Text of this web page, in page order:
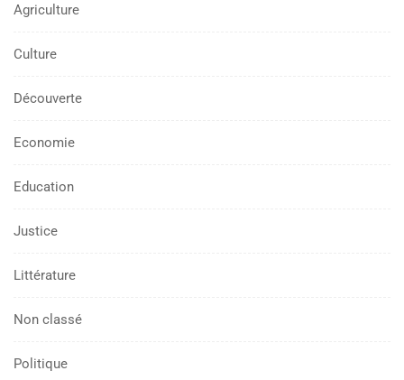
Agriculture
Culture
Découverte
Economie
Education
Justice
Littérature
Non classé
Politique